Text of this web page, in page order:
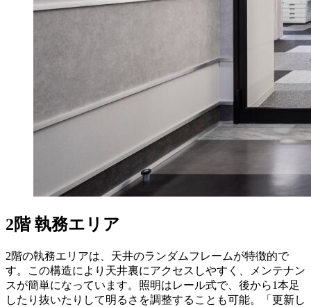
2階 執務エリア
2階の執務エリアは、天井のランダムフレームが特徴的で
す。この構造により天井裏にアクセスしやすく、メンテナン
スが簡単になっています。照明はレール式で、後から1本足
したり抜いたりして明るさを調整することも可能。「更新し